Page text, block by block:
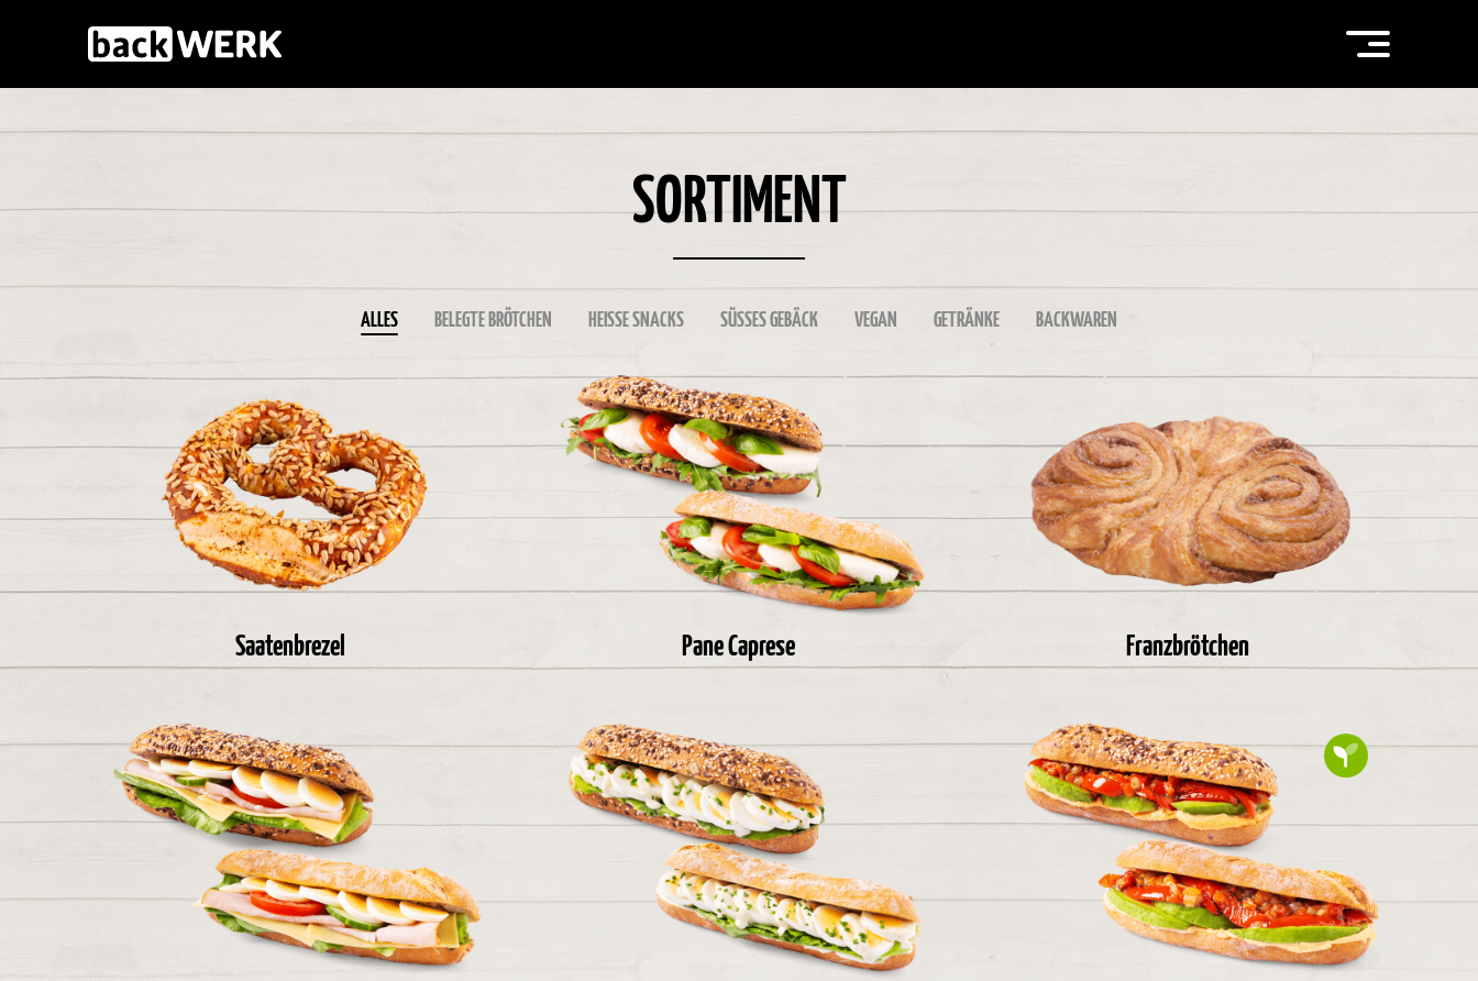
SORTIMENT
ALLES BELEGTE BRÖTCHEN HEISSE SNACKS SÜSSES GEBÄCK VEGAN GETRÄNKE BACKWAREN
Saatenbrezel Pane Caprese Franzbrötchen